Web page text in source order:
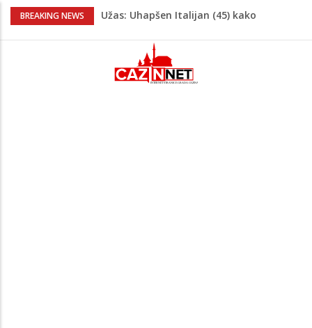
BREAKING NEWS
Užas: Uhapšen Italijan (45) kako
Čistite dom? Obratite pažnju na stvari
koje ne biste trebali olako bacati u
smeće